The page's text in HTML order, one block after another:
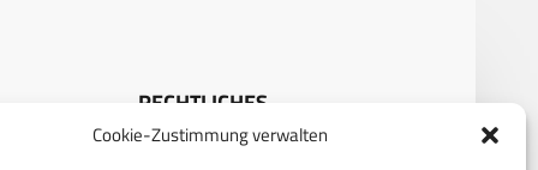
Cookie-Zustimmung verwalten
RECHTLICHES